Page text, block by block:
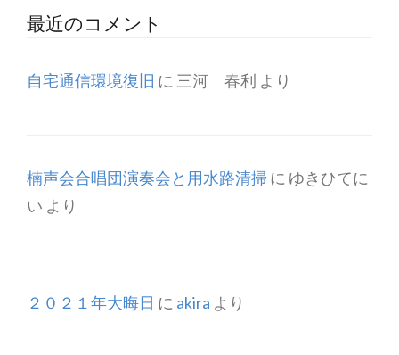
最近のコメント
自宅通信環境復旧 に 三河 春利 より
楠声会合唱団演奏会と用水路清掃 に ゆきひてに
い より
２０２１年大晦日 に akira より